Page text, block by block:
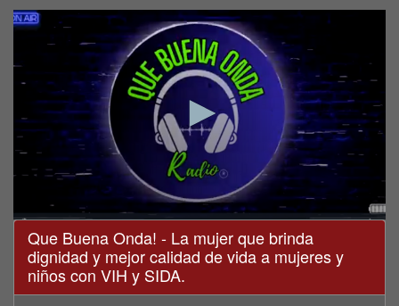
0
seconds
minutes,
26
Que Buena Onda! - La mujer que brinda
dignidad y mejor calidad de vida a mujeres y
niños con VIH y SIDA.